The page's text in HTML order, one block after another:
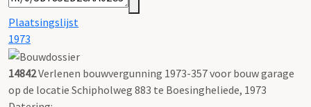
Plaatsingslijst
1973
14842Verlenen bouwvergunning 1973-357 voor bouw garage
op de locatie Schipholweg 883 te Boesingheliede, 1973